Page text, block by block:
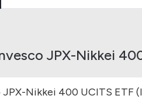
JPX-Nikkei
JPX-Nikkei 400 UCITS ETF